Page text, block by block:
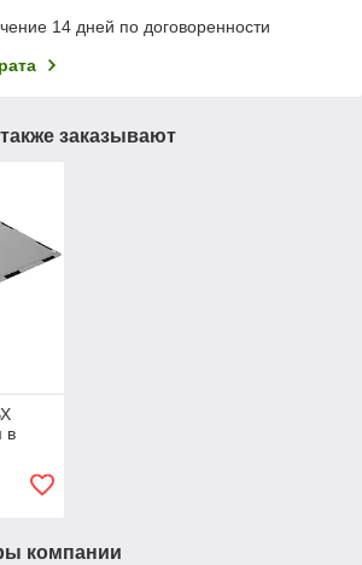
14 дней по договоренности
заказывают
в
компании